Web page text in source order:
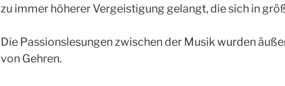
zu immer höherer Vergeistigung gelangt, die sich in
Die Passionslesungen zwischen der Musik wurden
von Gehren.